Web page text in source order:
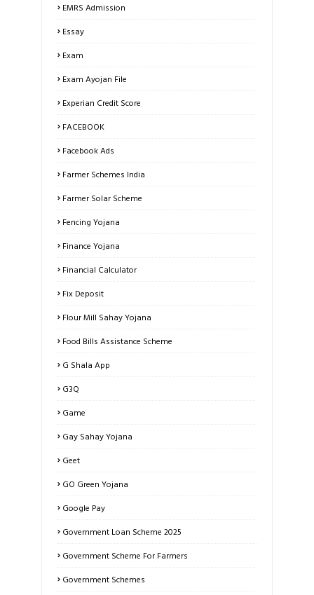
EMRS Admission
Essay
Exam
Exam Ayojan File
Experian Credit Score
FACEBOOK
Facebook Ads
Farmer Schemes India
Farmer Solar Scheme
Fencing Yojana
Finance Yojana
Financial Calculator
Fix Deposit
Flour Mill Sahay Yojana
Food Bills Assistance Scheme
G Shala App
G3Q
Game
Gay Sahay Yojana
Geet
GO Green Yojana
Google Pay
Government Loan Scheme 2025
Government Scheme For Farmers
Government Schemes